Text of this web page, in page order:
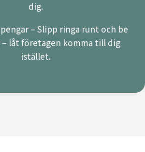
dig.
– Slipp ringa runt och be
låt företagen komma till dig
istället.